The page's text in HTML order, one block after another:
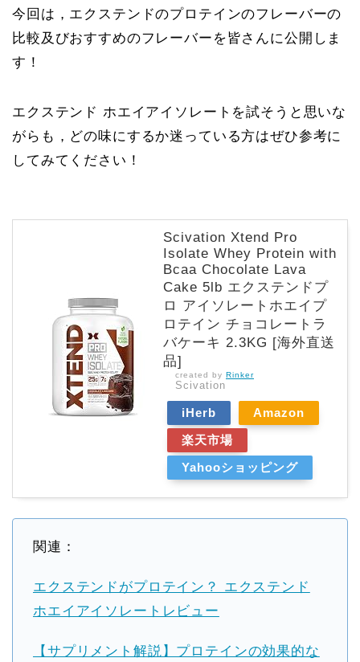
今回は，エクステンドのプロテインのフレーバーの
比較及びおすすめのフレーバーを皆さんに公開しま
す！
エクステンド ホエイアイソレートを試そうと思いな
がらも，どの味にするか迷っている方はぜひ参考に
してみてください！
Scivation Xtend Pro
Isolate Whey Protein with
Bcaa Chocolate Lava
Cake 5lb エクステンドプ
ロ アイソレートホエイプ
ロテイン チョコレートラ
バケーキ 2.3KG [海外直送
品]
created by Rinker
Scivation
iHerb
Amazon
楽天市場
Yahooショッピング
関連：
エクステンドがプロテイン？ エクステンド
ホエイアイソレートレビュー
【サプリメント解説】プロテインの効果的な